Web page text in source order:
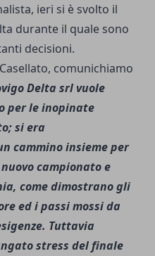
ieri si è svolto il
durante il quale sono
decisioni.
comunichiamo
Delta srl vuole
per le inopinate
si era
cammino insieme per
campionato e
come dimostrano gli
ed i passi mossi da
Tuttavia
stress del finale